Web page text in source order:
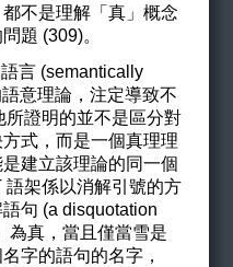
不是理解「真」概念
題 (309)。
言 (semantically
意理論，注定導致不
所證明的並不是區分對
式，而是一個真理理
建立該理論的同一個
語架係以消解引號的方
句 (a disquotation
真，當且僅當雪是
字的語句的名字，